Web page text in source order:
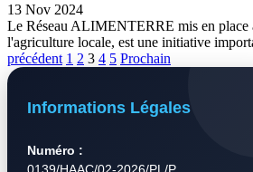
13 Nov 2024
Le Réseau ALIMENTERRE mis en place
l'agriculture locale, est une initiative
précédent 1 2 3 4 5 Prochain
Informations Légales
Numéro :